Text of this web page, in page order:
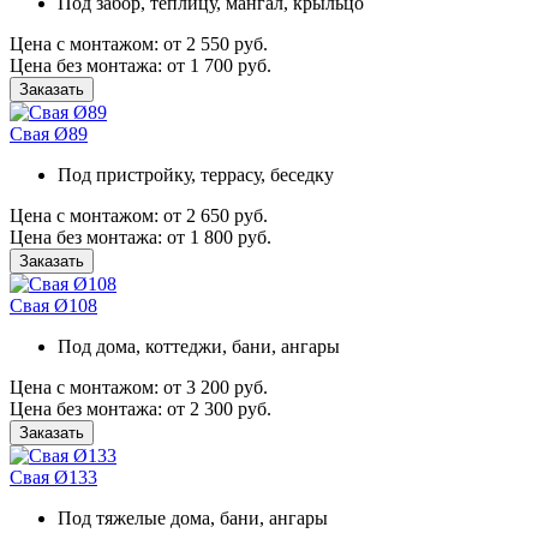
Цена с монтажом: от 2 550 руб.
Цена без монтажа: от 1 700 руб.
Заказать
Свая Ø89
Под пристройку, террасу, беседку
Цена с монтажом: от 2 650 руб.
Цена без монтажа: от 1 800 руб.
Заказать
Свая Ø108
Под дома, коттеджи, бани, ангары
Цена с монтажом: от 3 200 руб.
Цена без монтажа: от 2 300 руб.
Заказать
Свая Ø133
Под тяжелые дома, бани, ангары